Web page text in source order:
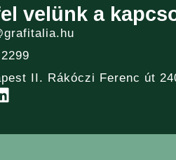
velünk a
II. Rákóczi Ferenc út